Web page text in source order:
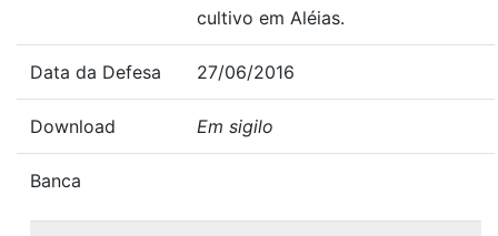
cultivo em Aléias.
Data da Defesa 27/06/2016
Download Em sigilo
Banca